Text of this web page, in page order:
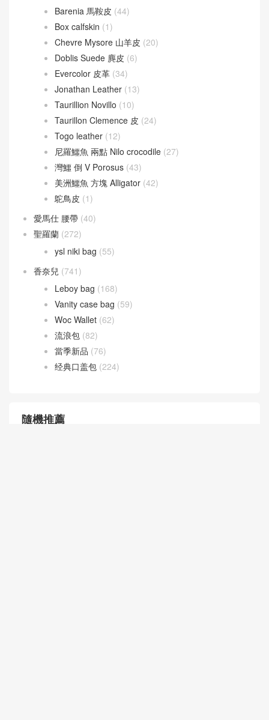
Barenia 馬鞍皮 (44)
Box calfskin (1)
Chevre Mysore 山羊皮 (20)
Doblis Suede 麂皮 (6)
Evercolor 皮革 (34)
Jonathan Leather (13)
Taurillion Novillo (10)
Taurillon Clemence 皮 (24)
Togo leather (12)
尼羅鱷魚 兩點 Nilo crocodile (27)
灣鱷 倒 V Porosus (43)
美洲鱷魚 方塊 Alligator (42)
鴕鳥皮 (1)
愛馬仕 腰帶 (40)
聖羅蘭 (272)
ysl niki bag (55)
香奈兒 (741)
Leboy bag (168)
Vanity case bag (59)
Woc Wallet (62)
流浪包 (82)
當季新品 (76)
经典口盖包 (224)
隨機推薦